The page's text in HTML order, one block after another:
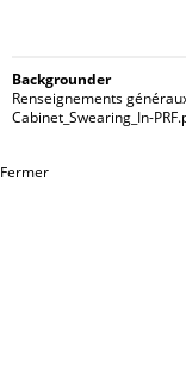
Backgrounder
Renseignements
Cabinet_Swearing_In-
Fermer